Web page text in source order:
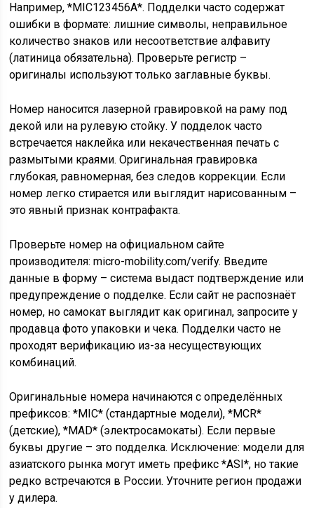
Например, *MIC123456A*. Подделки часто содержат
ошибки в формате: лишние символы, неправильное
количество знаков или несоответствие алфавиту
(латиница обязательна). Проверьте регистр –
оригиналы используют только заглавные буквы.
Номер наносится лазерной гравировкой на раму под
декой или на рулевую стойку. У подделок часто
встречается наклейка или некачественная печать с
размытыми краями. Оригинальная гравировка
глубокая, равномерная, без следов коррекции. Если
номер легко стирается или выглядит нарисованным –
это явный признак контрафакта.
Проверьте номер на официальном сайте
производителя: micro-mobility.com/verify. Введите
данные в форму – система выдаст подтверждение или
предупреждение о подделке. Если сайт не распознаёт
номер, но самокат выглядит как оригинал, запросите у
продавца фото упаковки и чека. Подделки часто не
проходят верификацию из-за несуществующих
комбинаций.
Оригинальные номера начинаются с определённых
префиксов: *MIC* (стандартные модели), *MCR*
(детские), *MAD* (электросамокаты). Если первые
буквы другие – это подделка. Исключение: модели для
азиатского рынка могут иметь префикс *ASI*, но такие
редко встречаются в России. Уточните регион продажи
у дилера.